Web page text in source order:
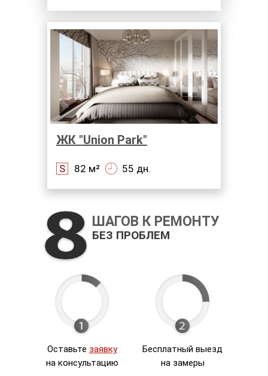
ЖК "Union Park"
82 м²
S 55 дн.
ШАГОВ К РЕМОНТУ
БЕЗ ПРОБЛЕМ
Оставьте заявку
на консультацию
Бесплатный выезд
на замеры